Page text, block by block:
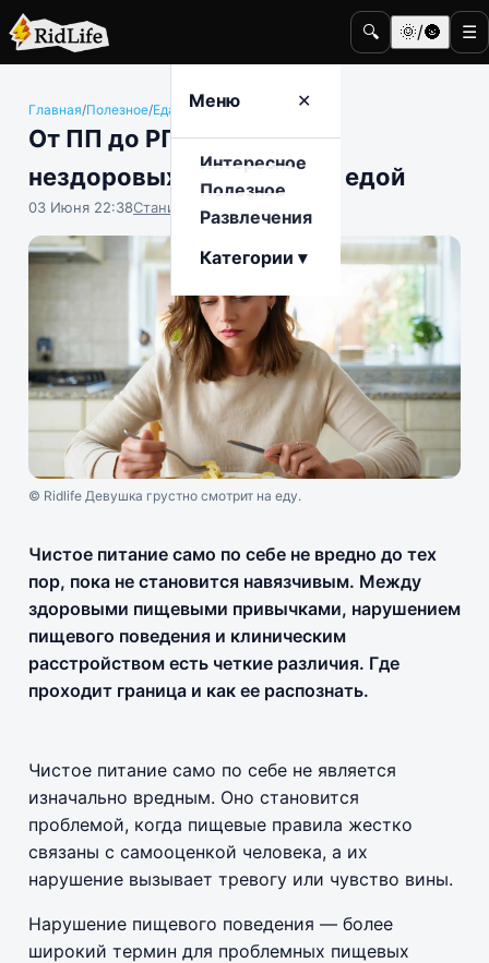
🔍 🌞/🌚 ☰
Меню ✕
Интересное
Полезное
Развлечения
Категории ▾
Главная/Полезное/Еда и гастрономия
От ПП до РПП: признаки
нездоровых отношений с едой
03 Июня 22:38Станислав Тимонов
© Ridlife Девушка грустно смотрит на еду.
Чистое питание само по себе не вредно до тех
пор, пока не становится навязчивым. Между
здоровыми пищевыми привычками, нарушением
пищевого поведения и клиническим
расстройством есть четкие различия. Где
проходит граница и как ее распознать.
Чистое питание само по себе не является
изначально вредным. Оно становится
проблемой, когда пищевые правила жестко
связаны с самооценкой человека, а их
нарушение вызывает тревогу или чувство вины.
Нарушение пищевого поведения — более
широкий термин для проблемных пищевых